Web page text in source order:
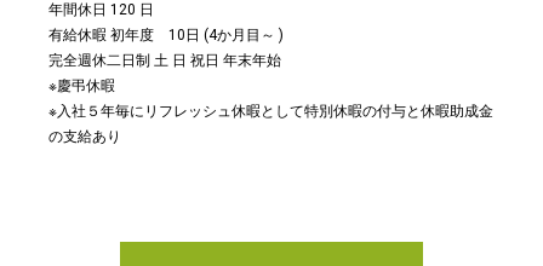
年間休日 120 日
有給休暇 初年度 10日 (4か月目～ )
完全週休二日制 土 日 祝日 年末年始
※慶弔休暇
※入社５年毎にリフレッシュ休暇として特別休暇の付与と休暇助成金
の支給あり